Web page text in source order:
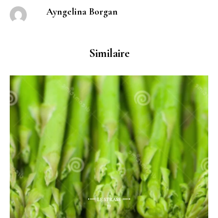
Ayngelina Borgan
Similaire